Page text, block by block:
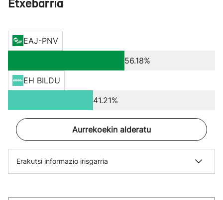
Etxebarria
EAJ-PNV
56.18%
EH BILDU
41.21%
Aurrekoekin alderatu
Erakutsi informazio irisgarria